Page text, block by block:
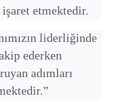
etmektedir.
liderliğinde
ederken
adımları